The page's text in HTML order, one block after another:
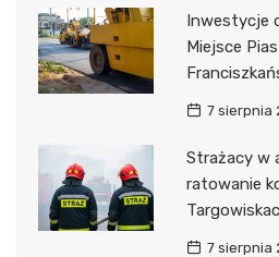
Inwestycje
Miejsce
7 sierpnia
Strażacy w
ratowanie
7 sierpnia